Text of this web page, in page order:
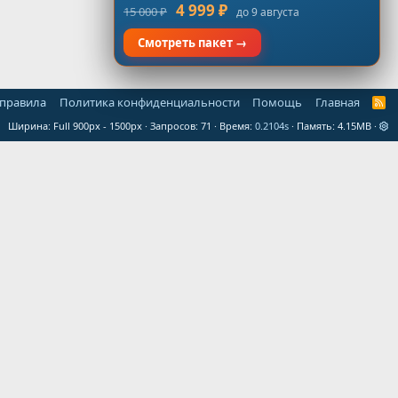
Политика конфиденциальности Помощь Главная
R
S
Ширина Запросов 71 Время 0.2104s Память 4.15MB
15 000 ₽ 4 999 ₽ до 9 августа
Смотреть пакет →